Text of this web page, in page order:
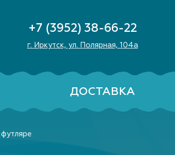
+7 (3952) 38-66-22
г. Иркутск, ул. Полярная, 104а
ДОСТАВКА